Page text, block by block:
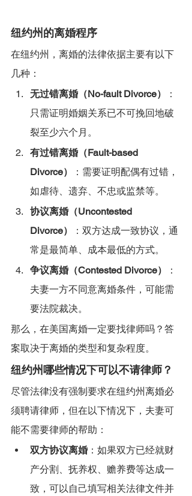
纽约州的离婚程序
在纽约州，离婚的法律依据主要有以下
几种：
无过错离婚（No-fault Divorce）
：
只需证明婚姻关系已不可挽回地破
裂至少六个月。
有过错离婚（Fault-based
Divorce）
：需要证明配偶有过错，
如虐待、遗弃、不忠或监禁等。
协议离婚（Uncontested
Divorce）
：双方达成一致协议，通
常是最简单、成本最低的方式。
争议离婚（Contested Divorce）
：
夫妻一方不同意离婚条件，可能需
要法院裁决。
那么，在美国离婚一定要找律师吗？答
案取决于离婚的类型和复杂程度。
纽约州哪些情况下可以不请律师？
尽管法律没有强制要求在纽约州离婚必
须聘请律师，但在以下情况下，夫妻可
能不需要律师的帮助：
双方协议离婚 ：如果双方已经就财
产分割、抚养权、赡养费等达成一
致，可以自己填写相关法律文件并